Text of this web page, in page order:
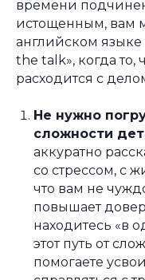
времени
истощенным, вам
английском языке
the talk», когда то,
расходится с
Не нужно
сложности
аккуратно
со стрессом, с
что вам не
повышает
находитесь «в
этот путь от
помогаете